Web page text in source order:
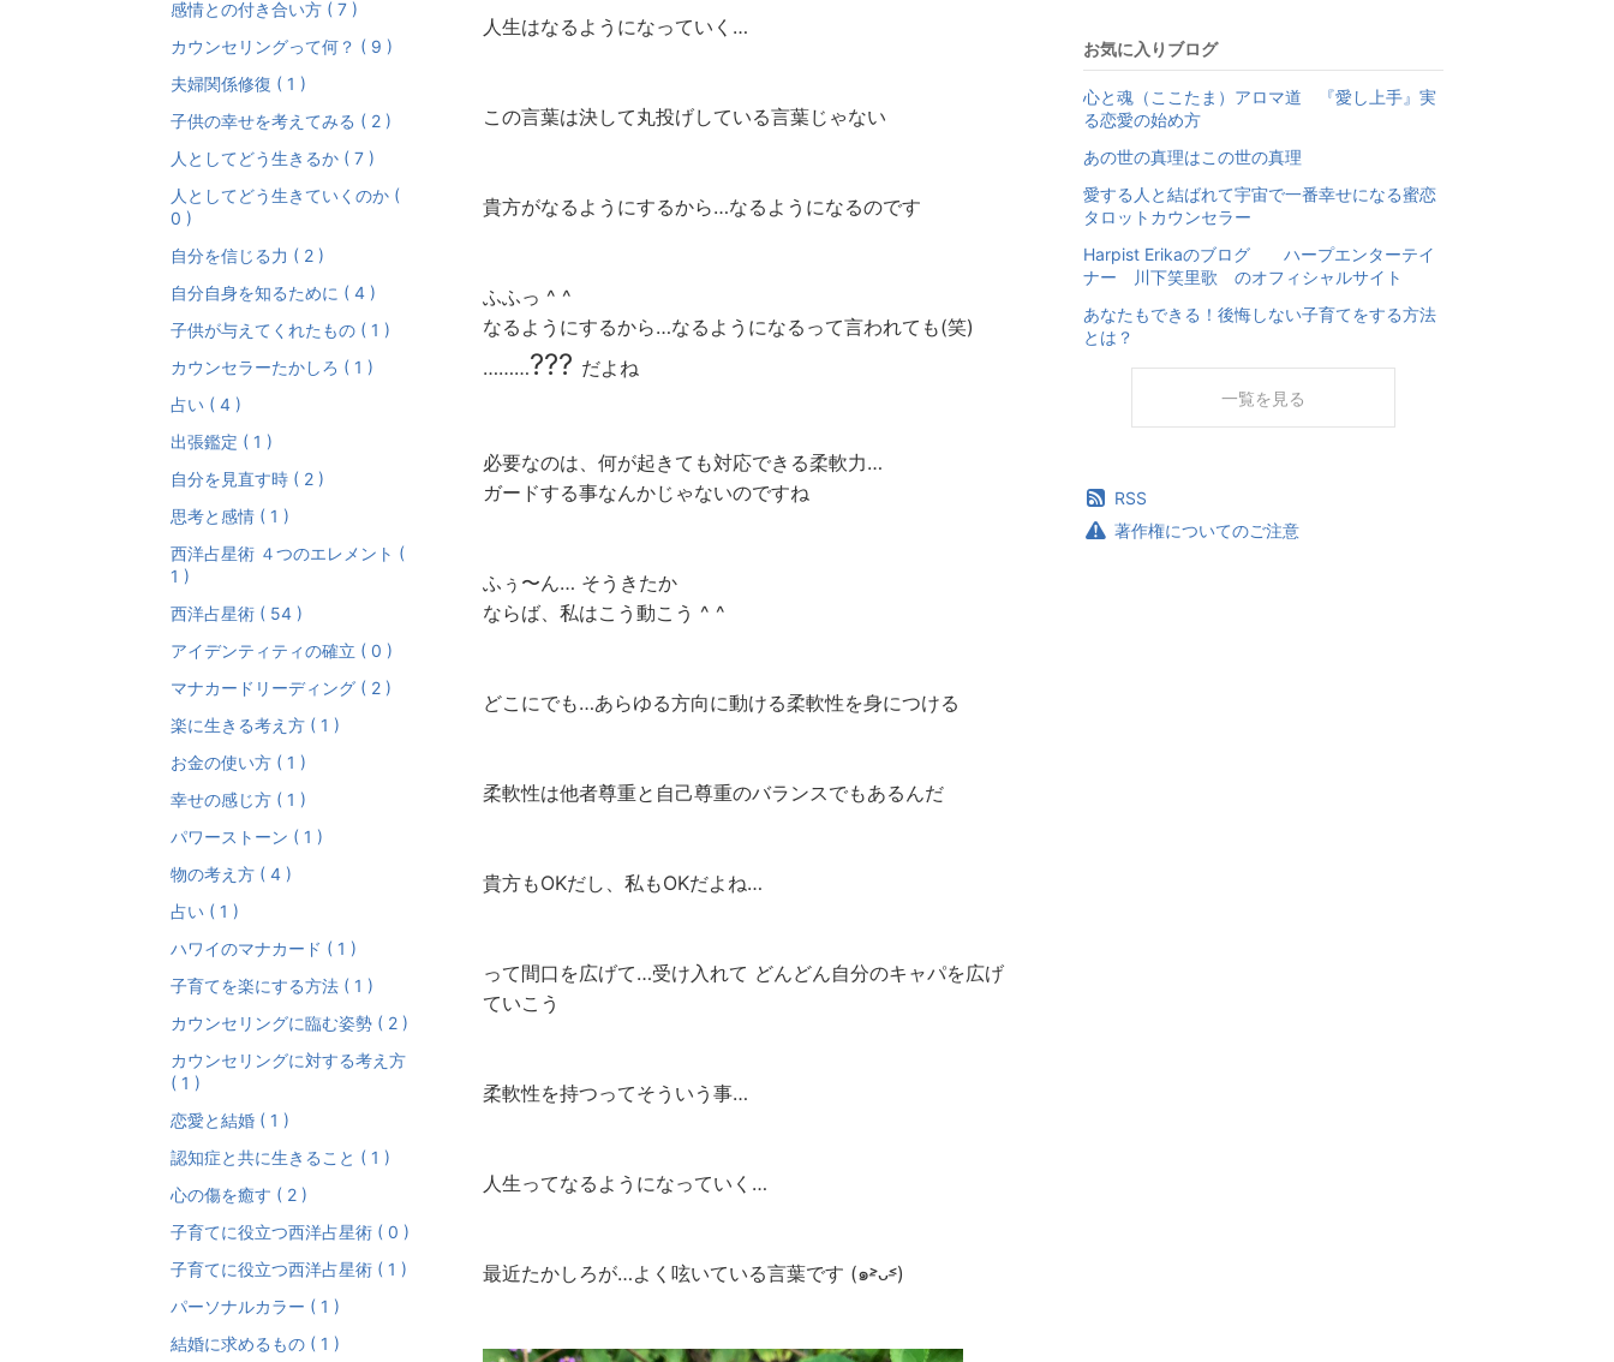
人生はなるようになっていく…
この言葉は決して丸投げしている言葉じゃない
貴方がなるようにするから…なるようになるのです
ふふっ ^ ^
なるようにするから…なるようになるって言われても(笑)
………??? だよね
必要なのは、何が起きても対応できる柔軟力…
ガードする事なんかじゃないのですね
ふぅ〜ん… そうきたか
ならば、私はこう動こう ^ ^
どこにでも…あらゆる方向に動ける柔軟性を身につける
柔軟性は他者尊重と自己尊重のバランスでもあるんだ
貴方もOKだし、私もOKだよね…
って間口を広げて…受け入れて どんどん自分のキャパを広げ
ていこう
柔軟性を持つってそういう事…
人生ってなるようになっていく…
最近たかしろが…よく呟いている言葉です (๑˃̵ᴗ˂̵)
お気に入りブログ
心と魂（ここたま）アロマ道 『愛し上手』実
る恋愛の始め方
あの世の真理はこの世の真理
愛する人と結ばれて宇宙で一番幸せになる蜜恋
タロットカウンセラー
Harpist Erikaのブログ ハープエンターテイ
ナー 川下笑里歌 のオフィシャルサイト
あなたもできる！後悔しない子育てをする方法
とは？
一覧を見る
RSS
著作権についてのご注意
感情との付き合い方 ( 7 )
カウンセリングって何？ ( 9 )
夫婦関係修復 ( 1 )
子供の幸せを考えてみる ( 2 )
人としてどう生きるか ( 7 )
人としてどう生きていくのか (
0 )
自分を信じる力 ( 2 )
自分自身を知るために ( 4 )
子供が与えてくれたもの ( 1 )
カウンセラーたかしろ ( 1 )
占い ( 4 )
出張鑑定 ( 1 )
自分を見直す時 ( 2 )
思考と感情 ( 1 )
西洋占星術 ４つのエレメント (
1 )
西洋占星術 ( 54 )
アイデンティティの確立 ( 0 )
マナカードリーディング ( 2 )
楽に生きる考え方 ( 1 )
お金の使い方 ( 1 )
幸せの感じ方 ( 1 )
パワーストーン ( 1 )
物の考え方 ( 4 )
占い ( 1 )
ハワイのマナカード ( 1 )
子育てを楽にする方法 ( 1 )
カウンセリングに臨む姿勢 ( 2 )
カウンセリングに対する考え方
( 1 )
恋愛と結婚 ( 1 )
認知症と共に生きること ( 1 )
心の傷を癒す ( 2 )
子育てに役立つ西洋占星術 ( 0 )
子育てに役立つ西洋占星術 ( 1 )
パーソナルカラー ( 1 )
結婚に求めるもの ( 1 )